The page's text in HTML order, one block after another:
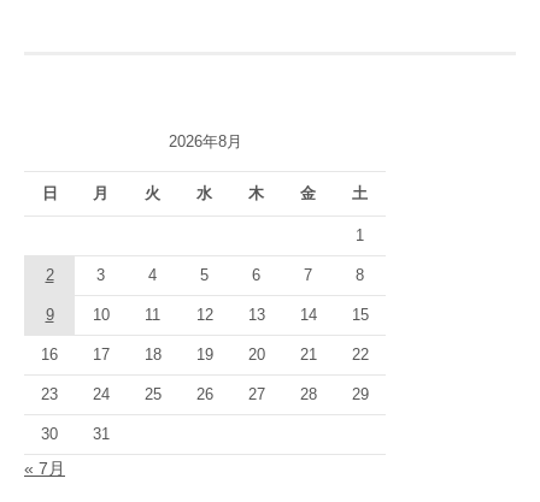
シ
ン
2026年8月
日 月 火 水 木 金 土
1
2 3 4 5 6 7 8
9 10 11 12 13 14 15
16 17 18 19 20 21 22
23 24 25 26 27 28 29
30 31
« 7月